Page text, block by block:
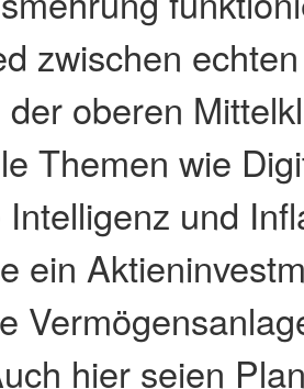
zwischen
oberen
Themen wie
Intelligenz und
ein
hier seien